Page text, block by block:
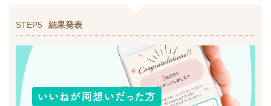
STEP5 結果発表